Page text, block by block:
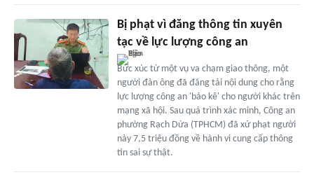
Bị phạt vì đăng thông tin xuyên
tạc về lực lượng công an
Bức xúc từ một vụ va chạm giao thông, một
người đàn ông đã đăng tải nội dung cho rằng
lực lượng công an 'bảo kê' cho người khác trên
mạng xã hội. Sau quá trình xác minh, Công an
phường Rạch Dừa (TPHCM) đã xử phạt người
này 7,5 triệu đồng về hành vi cung cấp thông
tin sai sự thật.